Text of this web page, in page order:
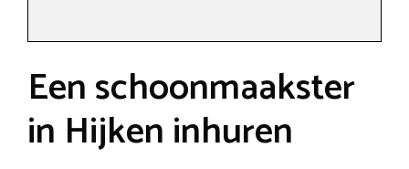
Een schoonmaakster
in Hijken inhuren